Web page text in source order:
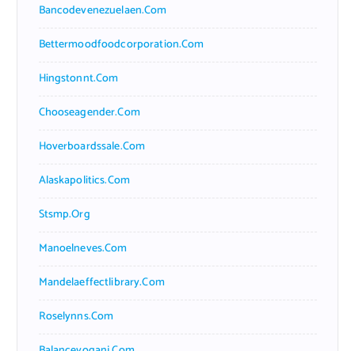
Bancodevenezuelaen.com
Bettermoodfoodcorporation.com
Hingstonnt.com
Chooseagender.com
Hoverboardssale.com
Alaskapolitics.com
Stsmp.org
Manoelneves.com
Mandelaeffectlibrary.com
Roselynns.com